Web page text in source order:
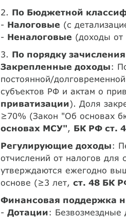
2. По Бюджетной
- Налоговые (с
- Неналоговые (доходы
3. По порядку
Закрепленные доходы:
постоянной/
субъектов РФ и актам о
приватизации). Доля
≥70% (Закон "Об основах
основах МСУ", БК РФ ст.
Регулирующие доходы:
отчислений от налогов
утверждаются ежегодно
основе (≥3 лет, ст. 48 БК
Финансовая поддержка
- Дотации: Безвозмездные